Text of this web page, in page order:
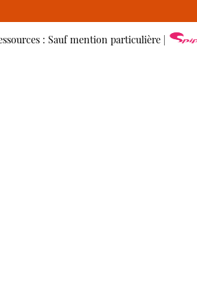
: Sauf mention particulière |